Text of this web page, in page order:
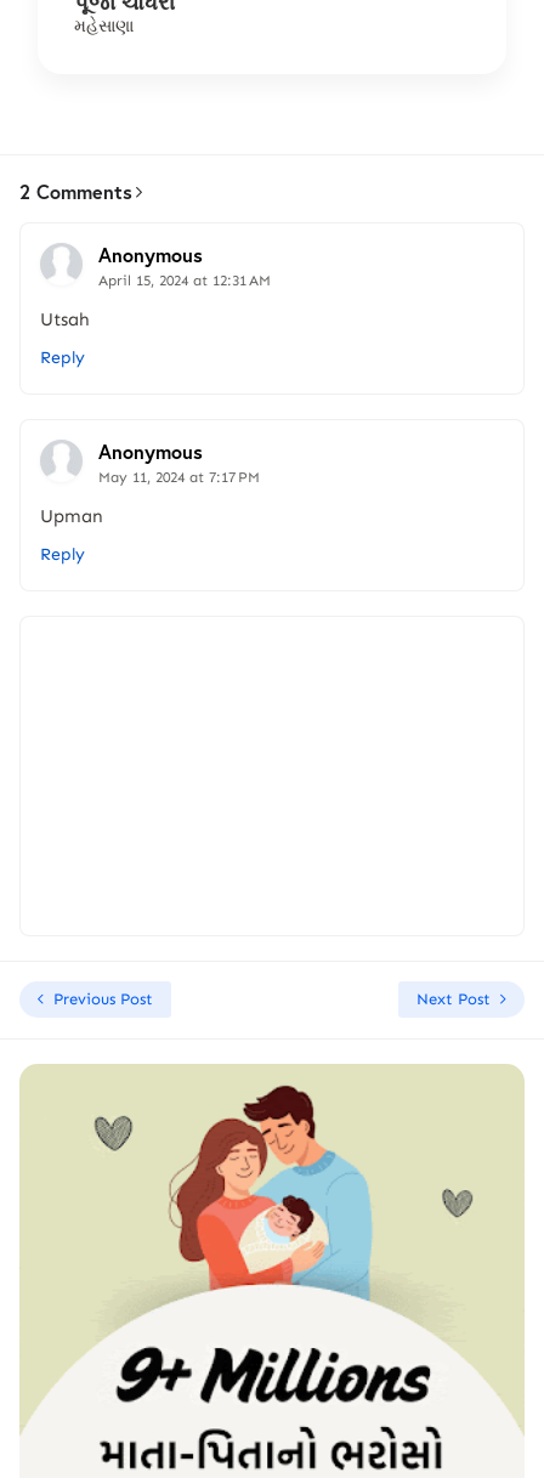
મહેસાણા
2 Comments
Anonymous
April 15, 2024 at 12:31 AM
Utsah
Reply
Anonymous
May 11, 2024 at 7:17 PM
Upman
Reply
Previous Post Next Post